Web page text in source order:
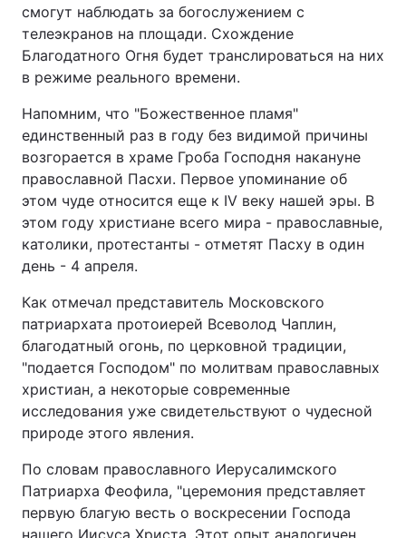
смогут наблюдать за богослужением с
телеэкранов на площади. Схождение
Благодатного Огня будет транслироваться на них
в режиме реального времени.
Напомним, что "Божественное пламя"
единственный раз в году без видимой причины
возгорается в храме Гроба Господня накануне
православной Пасхи. Первое упоминание об
этом чуде относится еще к IV веку нашей эры. В
этом году христиане всего мира - православные,
католики, протестанты - отметят Пасху в один
день - 4 апреля.
Как отмечал представитель Московского
патриархата протоиерей Всеволод Чаплин,
благодатный огонь, по церковной традиции,
"подается Господом" по молитвам православных
христиан, а некоторые современные
исследования уже свидетельствуют о чудесной
природе этого явления.
По словам православного Иерусалимского
Патриарха Феофила, "церемония представляет
первую благую весть о воскресении Господа
нашего Иисуса Христа. Этот опыт аналогичен